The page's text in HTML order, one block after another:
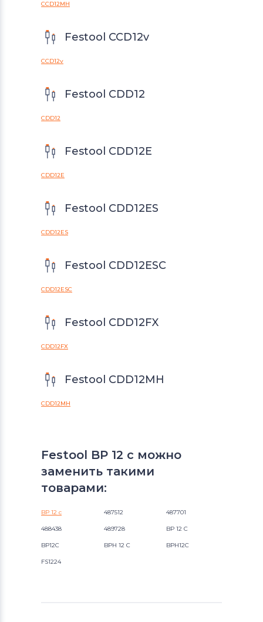
CCD12MH
Festool CCD12v
CCD12v
Festool CDD12
CDD12
Festool CDD12E
CDD12E
Festool CDD12ES
CDD12ES
Festool CDD12ESC
CDD12ESC
Festool CDD12FX
CDD12FX
Festool CDD12MH
CDD12MH
Festool BP 12 c можно
заменить такими
товарами:
BP 12 c 487512 487701
488438 489728 BP 12 C
BP12C BPH 12 C BPH12C
FS1224